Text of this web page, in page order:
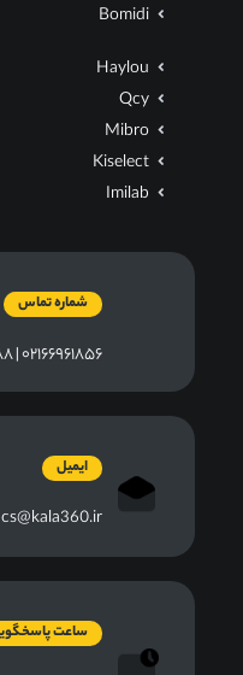
Bomidi
Haylou
Qcy
Mibro
Kiselect
Imilab
شماره تماس
۰۲۱۶۶۹۶۱۸۵۶ | ۰۲۱۶۶۴۶۱۷۸۸
ایمیل
cs@kala360.ir
ساعت